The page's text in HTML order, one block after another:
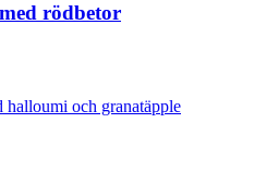
rödbetor